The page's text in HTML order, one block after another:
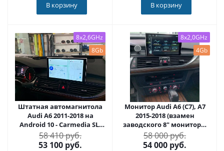
В корзину В корзину
8x2,6GHz
8Gb
Штатная автомагнитола
Audi A6 2011-2018 на
Android 10 - Carmedia SL-
A903-6128
58 410 руб.
53 100 руб.
8x2,0GHz
4Gb
Монитор Audi A6 (С7), A7
2015-2018 (взамен
заводского 8" монитора)
на Android 11 - Radiola RDL-
1602
58 000 руб.
54 000 руб.